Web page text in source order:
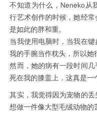
不知道为什么，Neneko从
行艺术创作的时候，她经
是如此的胖和重。
当我使用电脑时，当我在
我的手腕当作枕头，所以她
然而，她的病有一段时间几
死在我的膝盖上，这真是一
其实，我觉得因为宠物的
想做一件像大型毛绒动物的